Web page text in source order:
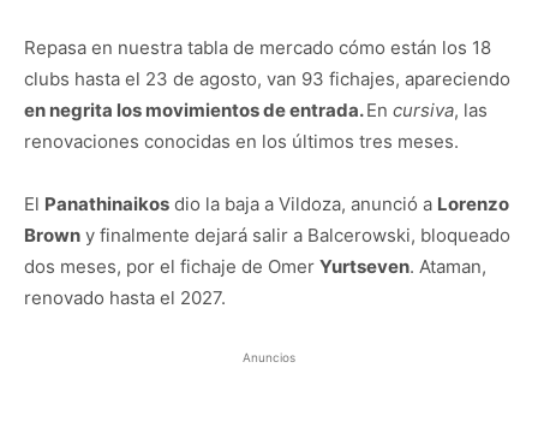
Repasa en nuestra tabla de mercado cómo están los 18
clubs hasta el 23 de agosto, van 93 fichajes, apareciendo
en negrita los movimientos de entrada.En cursiva, las
renovaciones conocidas en los últimos tres meses.
El Panathinaikos dio la baja a Vildoza, anunció a Lorenzo
Brown y finalmente dejará salir a Balcerowski, bloqueado
dos meses, por el fichaje de Omer Yurtseven. Ataman,
renovado hasta el 2027.
Anuncios